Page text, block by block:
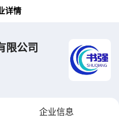
详情
限公司
企业信息